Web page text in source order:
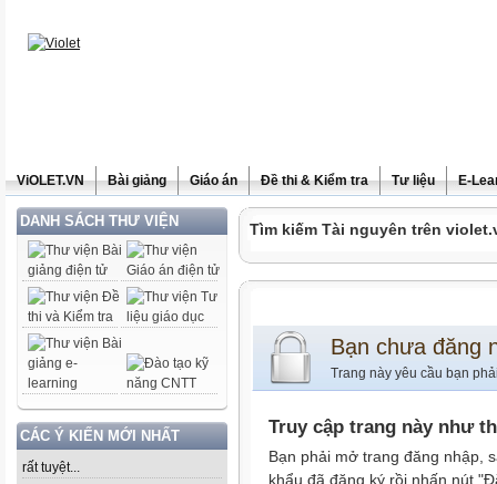
ViOLET.VN Bài giảng Giáo án Đề thi & Kiểm tra Tư liệu E-
DANH SÁCH THƯ VIỆN
CÁC Ý KIẾN MỚI NHẤT
rất tuyệt...
Tìm kiếm Tài nguyên trên
Bạn chưa đăng
Trang này yêu cầu bạn
Truy cập trang này như
Bạn phải mở trang đăng nhập,
khẩu đã đăng ký rồi nhấn nút